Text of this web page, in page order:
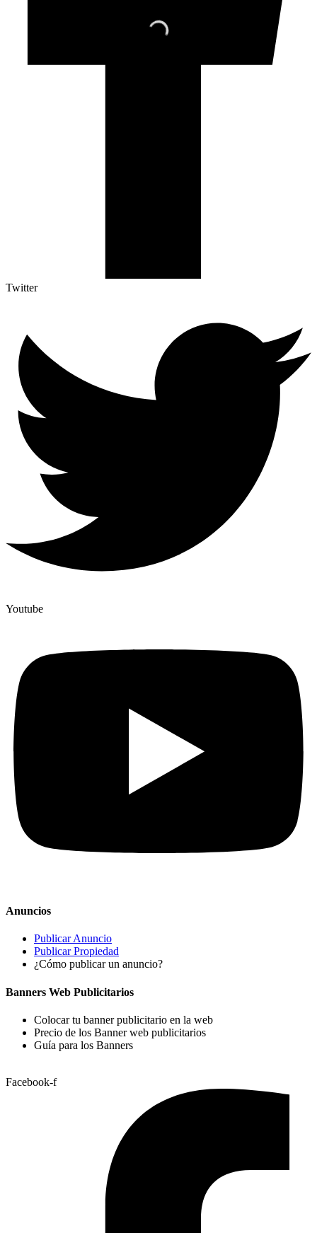
Twitter
Youtube
Anuncios
Publicar Anuncio
Publicar Propiedad
¿Cómo publicar un anuncio?
Banners Web Publicitarios
Colocar tu banner publicitario en la web
Precio de los Banner web publicitarios
Guía para los Banners
Facebook-f